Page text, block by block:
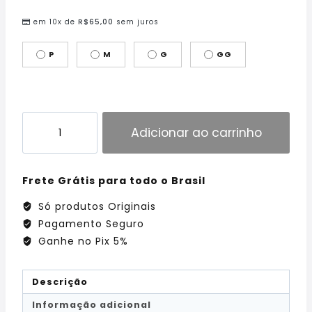
em 10x de R$65,00 sem juros
P M G GG
Adicionar ao carrinho
Frete Grátis para todo o Brasil
Só produtos Originais
Pagamento Seguro
Ganhe no Pix 5%
Descrição
Informação adicional